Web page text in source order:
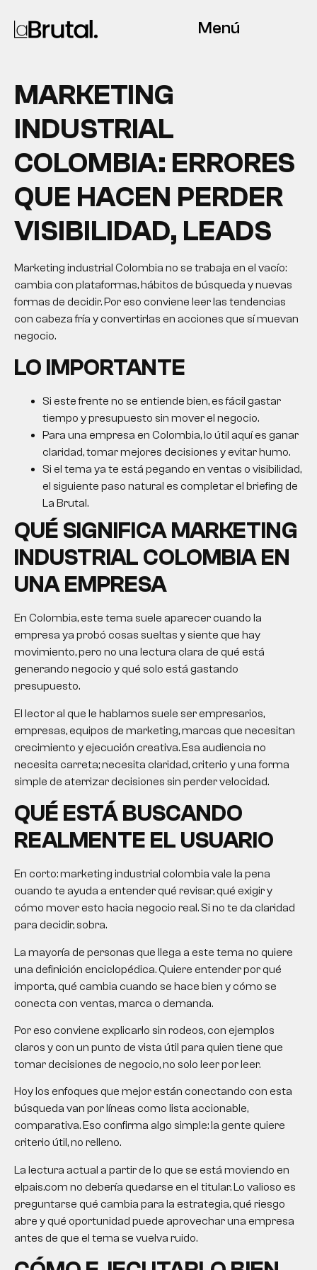
Menú
MARKETING
INDUSTRIAL
COLOMBIA: ERRORES
QUE HACEN PERDER
VISIBILIDAD, LEADS
Marketing industrial Colombia no se trabaja en el vacío:
cambia con plataformas, hábitos de búsqueda y nuevas
formas de decidir. Por eso conviene leer las tendencias
con cabeza fría y convertirlas en acciones que sí muevan
negocio.
LO IMPORTANTE
Si este frente no se entiende bien, es fácil gastar
tiempo y presupuesto sin mover el negocio.
Para una empresa en Colombia, lo útil aquí es ganar
claridad, tomar mejores decisiones y evitar humo.
Si el tema ya te está pegando en ventas o visibilidad,
el siguiente paso natural es completar el briefing de
La Brutal.
QUÉ SIGNIFICAMARKETING
INDUSTRIAL COLOMBIAEN
UNA EMPRESA
En Colombia, este tema suele aparecer cuando la
empresa ya probó cosas sueltas y siente que hay
movimiento, pero no una lectura clara de qué está
generando negocio y qué solo está gastando
presupuesto.
El lector al que le hablamos suele ser empresarios,
empresas, equipos de marketing, marcas que necesitan
crecimiento y ejecución creativa. Esa audiencia no
necesita carreta; necesita claridad, criterio y una forma
simple de aterrizar decisiones sin perder velocidad.
QUÉ ESTÁ BUSCANDO
REALMENTE EL USUARIO
En corto:marketing industrial colombia vale la pena
cuando te ayuda a entender qué revisar, qué exigir y
cómo mover esto hacia negocio real. Si no te da claridad
para decidir, sobra.
La mayoría de personas que llega a este tema no quiere
una definición enciclopédica. Quiere entender por qué
importa, qué cambia cuando se hace bien y cómo se
conecta con ventas, marca o demanda.
Por eso conviene explicarlo sin rodeos, con ejemplos
claros y con un punto de vista útil para quien tiene que
tomar decisiones de negocio, no solo leer por leer.
Hoy los enfoques que mejor están conectando con esta
búsqueda van por líneas como lista accionable,
comparativa. Eso confirma algo simple: la gente quiere
criterio útil, no relleno.
La lectura actual a partir de lo que se está moviendo en
elpais.com no debería quedarse en el titular. Lo valioso es
preguntarse qué cambia para la estrategia, qué riesgo
abre y qué oportunidad puede aprovechar una empresa
antes de que el tema se vuelva ruido.